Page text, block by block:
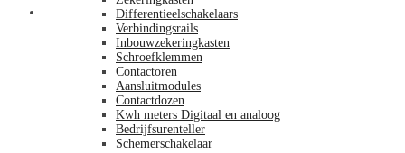
Differentieelschakelaars
Verbindingsrails
Inbouwzekeringkasten
Schroefklemmen
Contactoren
Aansluitmodules
Contactdozen
Kwh meters Digitaal en analoog
Bedrijfsurenteller
Schemerschakelaar